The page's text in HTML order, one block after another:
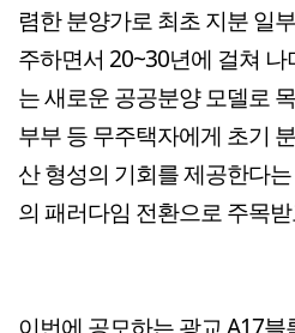
렴한 분양가로 최초 지분 일
주하면서 20~30년에 걸쳐
는 새로운 공공분양 모델로
부부 등 무주택자에게 초기
산 형성의 기회를 제공한다
의 패러다임 전환으로 주목
이번에 공모하는 광교 A17